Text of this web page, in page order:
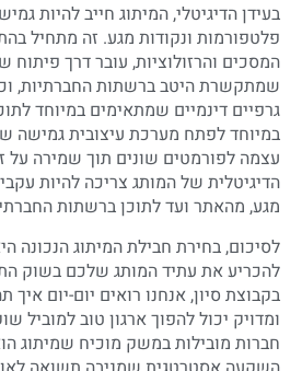
בעידן הדיגיטלי, המיתוג חייב להיות
פלטפורמות ונקודות מגע. זה מתחיל
המסכים והרזולוציות, עובר דרך פיתוח
שמתקשרת היטב ברשתות החברתיות,
גרפיים דינמיים שמתאימים במיוחד
במיוחד לפתח מערכת עיצובית גמישה
עצמה לפורמטים שונים תוך שמירה על
הדיגיטלית של המותג צריכה להיות
מגע, מהאתר ועד לתוכן ברשתות
לסיכום, בחירת חבילת המיתוג הנכונה
להכריע את עתיד המותג שלכם בשוק
בקבוצת סיון, אנחנו רואים יום-יום איך
ומדויק יכול להפוך ארגון טוב למוביל
חברות מובילות במשק מוכיח שמיתוג